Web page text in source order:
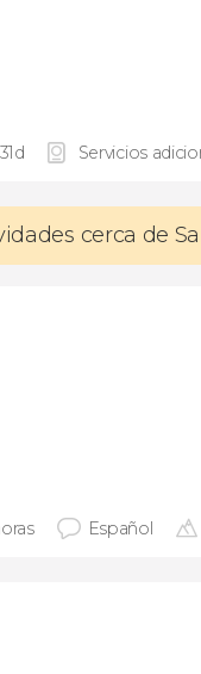
Servicios
cerca de
Español